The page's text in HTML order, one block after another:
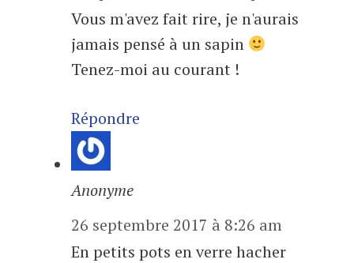
Vous m'avez fait rire, je n'aurais
jamais pensé à un sapin
Tenez-moi au courant !
Répondre
Anonyme
26 septembre 2017 à 8:26 am
En petits pots en verre hacher